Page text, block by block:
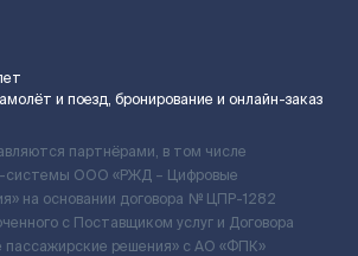
и поезд, бронирование и онлайн-заказ
партнёрами, в том числе
системы ООО «РЖД – Цифровые
на основании договора № ЦПР-1282
с Поставщиком услуг и Договора
решения» c АО «ФПК»